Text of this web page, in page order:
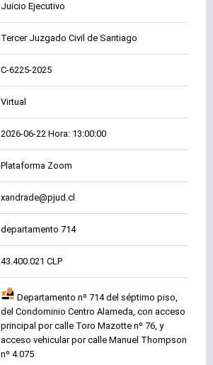
Juicio Ejecutivo
Tercer Juzgado Civil de Santiago
C-6225-2025
Virtual
2026-06-22 Hora: 13:00:00
Plataforma Zoom
xandrade@pjud.cl
departamento 714
43.400.021 CLP
Departamento nº 714 del séptimo piso,
del Condominio Centro Alameda, con acceso
principal por calle Toro Mazotte nº 76, y
acceso vehicular por calle Manuel Thompson
nº 4.075